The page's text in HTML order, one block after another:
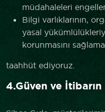
müdahaleleri
Bilgi varlıklarının,
yasal
korunmasını
taahhüt ediyoruz.
4.Güven ve İtibarın